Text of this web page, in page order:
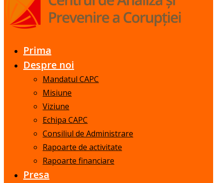
Prima
Despre noi
Mandatul CAPC
Misiune
Viziune
Echipa CAPC
Consiliul de Administrare
Rapoarte de activitate
Rapoarte financiare
Presa